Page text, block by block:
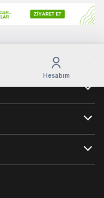
Hesabım